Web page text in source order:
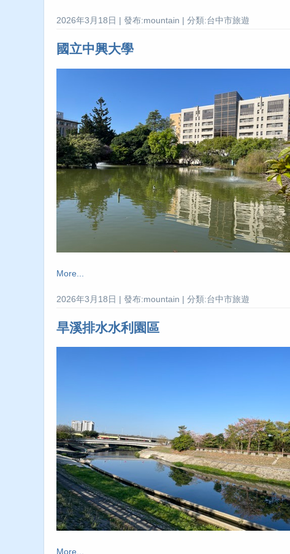
2026年3月18日 | 發布:mountain | 分類:台中市旅遊
國立中興大學
More...
2026年3月18日 | 發布:mountain | 分類:台中市旅遊
旱溪排水水利園區
More...